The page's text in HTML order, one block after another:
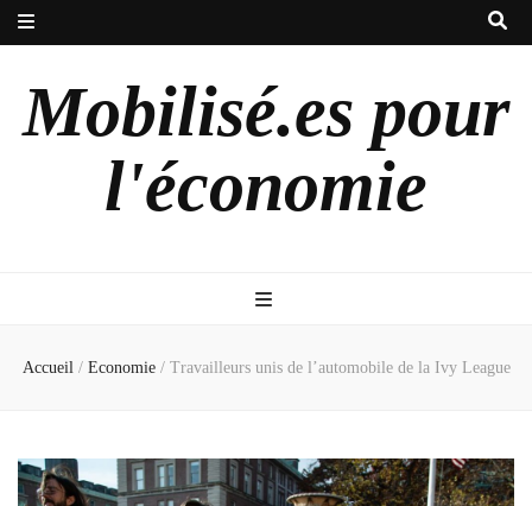
Mobilisé.es pour
l'économie
Accueil / Economie / Travailleurs unis de l’automobile de la Ivy League